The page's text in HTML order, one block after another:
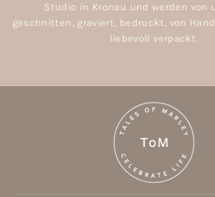
Studio in Kronau und werden von
geschnitten, graviert, bedruckt, von
liebevoll verpackt.